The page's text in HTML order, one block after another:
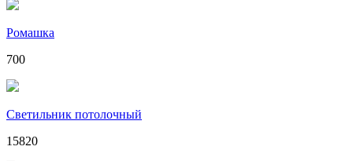
Ромашка
700
Светильник потолочный
15820